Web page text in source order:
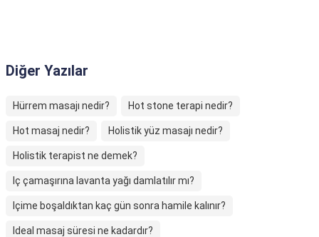
Diğer Yazılar
Hürrem masajı nedir? Hot stone terapi nedir?
Hot masaj nedir? Holistik yüz masajı nedir?
Holistik terapist ne demek?
Iç çamaşırına lavanta yağı damlatılır mı?
Içime boşaldıktan kaç gün sonra hamile kalınır?
Ideal masaj süresi ne kadardır?